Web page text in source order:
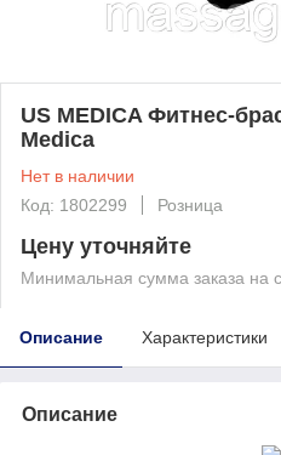
US MEDICA Фитнес-
Medica
Нет в наличии
Код: 1802299
Розница
Цену уточняйте
Минимальная сумма заказа на
Описание Характеристики
Описание